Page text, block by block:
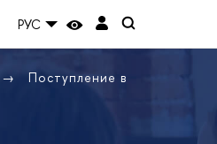
РУС
Поступление